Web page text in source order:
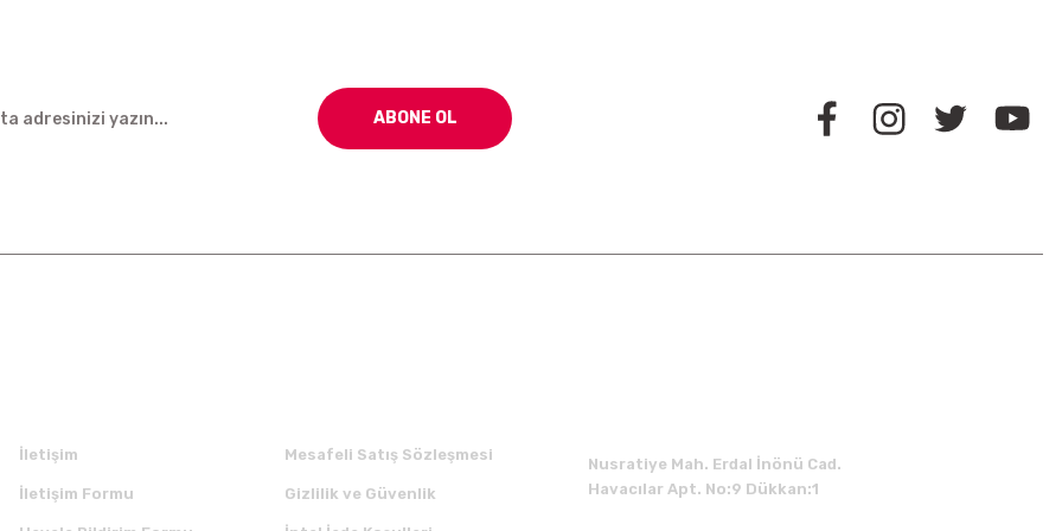
ABONE OL
İletişim
İletişim Formu
Mesafeli Satış Sözleşmesi
Gizlilik ve Güvenlik
Nusratiye Mah. Erdal İnönü Cad.
Havacılar Apt. No:9 Dükkan:1